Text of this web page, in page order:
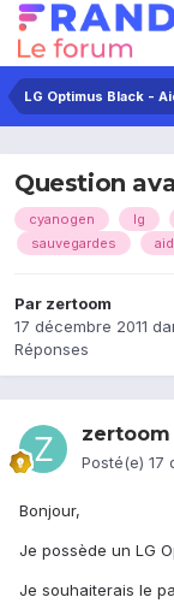
LG Optimus Black -
Question
cyanogen lg
sauvegardes
Par zertoom
17 décembre 2011
Réponses
zertoom
Posté(e) 17
Bonjour,
Je possède un LG
Je souhaiterais le